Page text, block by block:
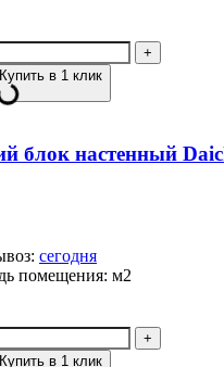
Купить в 1 клик
блок настенный
сегодня
помещения: м2
Купить в 1 клик